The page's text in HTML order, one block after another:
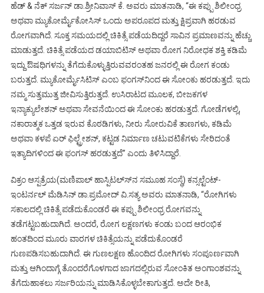
ಹೆಡ್ & ನೆಕ್ ಸರ್ಜನ್ ಡಾ.ಶ್ರೀನಿವಾಸ್ ಕೆ. ಅವರು ಮಾತನಾಡಿ, “ಈ ಕಪ್ಪು ಶಿಲೀಂಧ್ರ
ಅಥವಾ ಮ್ಯುಕೋರ್ಮೈಕೋಸಿಸ್ ಒಂದು ಅಪರೂಪದ ಮತ್ತು ಕ್ಷಿಪ್ರವಾಗಿ ಹರಡುವ
ರೋಗವಾಗಿದೆ. ಸೂಕ್ತ ಸಮಯದಲ್ಲಿ ಚಿಕಿತ್ಸೆ ಪಡೆಯದಿದ್ದರೆ ಸಾವಿನ ಪ್ರಮಾಣವನ್ನು ಹೆಚ್ಚು
ಮಾಡುತ್ತದೆ. ಚಿಕಿತ್ಸೆ ಪಡೆಯದ ಡಯಾಬಿಟಿಸ್ ಅಥವಾ ರೋಗ ನಿರೋಧಕ ಶಕ್ತಿ ಕಡಿಮೆ
ಇದ್ದು ಔಷಧಿಗಳನ್ನು ತೆಗೆದುಕೊಳ್ಳುತ್ತಿರುವವರಂತಹ ಜನರಲ್ಲಿ ಈ ರೋಗ ಕಂಡು
ಬರುತ್ತದೆ. ಮ್ಯುಕೋರ್ಮೈಸಿಟಿಸ್ ಎಂಬ ಫಂಗಸ್‍ನಿಂದ ಈ ಸೋಂಕು ಹರಡುತ್ತದೆ. ಇದು
ನಮ್ಮ ಸುತ್ತಮುತ್ತ ಜೀವಿಸುತ್ತಿರುತ್ತದೆ. ಉಸಿರಾಟದ ಮೂಲಕ, ಬೀಜಕಗಳ
ಇನ್ಯಾಕ್ಯುಲೇಶನ್ ಅಥವಾ ಸೇವನೆಯಿಂದ ಈ ಸೋಂಕು ಹರಡುತ್ತದೆ. ಗೋಡೆಗಳಲ್ಲಿ,
ನಕಾರಾತ್ಮಕ ಒತ್ತಡ ಇರುವ ಕೊಠಡಿಗಳು, ನೀರು ಸೋರುವಿಕೆ ತಾಣಗಳು, ಕಡಿಮೆ
ಅಥವಾ ಕಳಪೆ ಏರ್ ಫಿಲ್ಟ್ರೇಶನ್, ಕಟ್ಟಡ ನಿರ್ಮಾಣ ಚಟುವಟಿಕೆಗಳು ಸೇರಿದಂತೆ
ಇತ್ಯಾದಿಗಳಿಂದ ಈ ಫಂಗಸ್ ಹರಡುತ್ತದೆ’’ ಎಂದು ತಿಳಿಸಿದ್ದಾರೆ.
ವಿಕ್ರಂ ಆಸ್ಪತ್ರೆಯ(ಮಣಿಪಾಲ್ ಹಾಸ್ಪಿಟಲ್ಸ್‍ನ ಸಮೂಹ ಸಂಸ್ಥೆ) ಕನ್ಸಲ್ಟೆಂಟ್-
ಇಂಟರ್ನಲ್ ಮೆಡಿಸಿನ್ ಡಾ.ಪ್ರಮೋದ್ ವಿ.ಸತ್ಯ ಅವರು ಮಾತನಾಡಿ, “ರೋಗಿಗಳು
ಸಕಾಲದಲ್ಲಿ ಚಿಕಿತ್ಸೆ ಪಡೆದುಕೊಂಡರೆ ಈ ಕಪ್ಪು ಶಿಲೀಂಧ್ರ ರೋಗವನ್ನು
ತಡೆಗಟ್ಟಬಹುದಾಗಿದೆ. ಅಂದರೆ, ರೋಗ ಲಕ್ಷಣಗಳು ಕಂಡು ಬಂದ ಆರಂಭಿಕ
ಹಂತದಿಂದ ಮೂರು ವಾರಗಳ ಚಿಕಿತ್ಸೆಯನ್ನು ಪಡೆದುಕೊಂಡರೆ
ಗುಣಪಡಿಸಬಹುದಾಗಿದೆ. ಈ ಗುಣಲಕ್ಷಣ ಹೊಂದಿದ ರೋಗಿಗಳು ಸಂಪೂರ್ಣವಾಗಿ
ಮತ್ತು ಆಗಿಂದಾಗ್ಗೆ ತೊಂದರೆಗೊಳಗಾದ ಜಾಗದಲ್ಲಿರುವ ಸೋಂಕಿತ ಅಂಗಾಂಶವನ್ನು
ತೆಗೆದುಹಾಕಲು ಸರ್ಜರಿಯನ್ನು ಮಾಡಿಸಿಕೊಳ್ಳಬೇಕಾಗುತ್ತದೆ. ಅದೇ ರೀತಿ,